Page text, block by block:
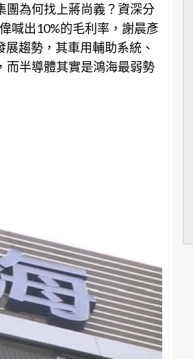
團為何找上蔣尚義？資深分
喊出10%的毛利率，謝晨彥
趨勢，其車用輔助系統、
而半導體其實是鴻海最弱勢